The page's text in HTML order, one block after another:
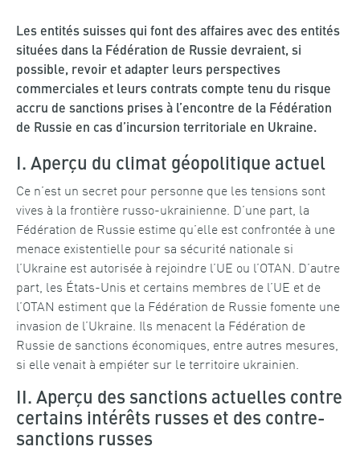
Les entités suisses qui font des affaires avec des entités
situées dans la Fédération de Russie devraient, si
possible, revoir et adapter leurs perspectives
commerciales et leurs contrats compte tenu du risque
accru de sanctions prises à l’encontre de la Fédération
de Russie en cas d’incursion territoriale en Ukraine.
I. Aperçu du climat géopolitique actuel
Ce n’est un secret pour personne que les tensions sont
vives à la frontière russo-ukrainienne. D’une part, la
Fédération de Russie estime qu’elle est confrontée à une
menace existentielle pour sa sécurité nationale si
l’Ukraine est autorisée à rejoindre l’UE ou l’OTAN. D’autre
part, les États-Unis et certains membres de l’UE et de
l’OTAN estiment que la Fédération de Russie fomente une
invasion de l’Ukraine. Ils menacent la Fédération de
Russie de sanctions économiques, entre autres mesures,
si elle venait à empiéter sur le territoire ukrainien.
II. Aperçu des sanctions actuelles contre
certains intérêts russes et des contre-
sanctions russes